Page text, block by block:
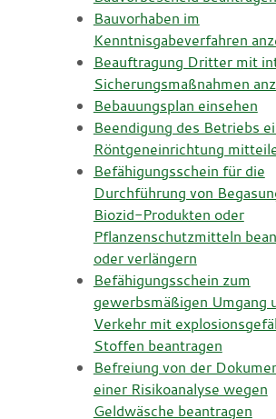
Bauvorhaben im
Kenntnisgabeverfahren
Beauftragung Dritter mit
Sicherungsmaßnahmen
Bebauungsplan einsehen
Beendigung des Betriebs
Röntgeneinrichtung
Befähigungsschein für die
Durchführung von
Biozid-Produkten oder
Pflanzenschutzmitteln
oder verlängern
Befähigungsschein zum
gewerbsmäßigen Umgang
Verkehr mit
Stoffen beantragen
Befreiung von der
einer Risikoanalyse wegen
Geldwäsche beantragen